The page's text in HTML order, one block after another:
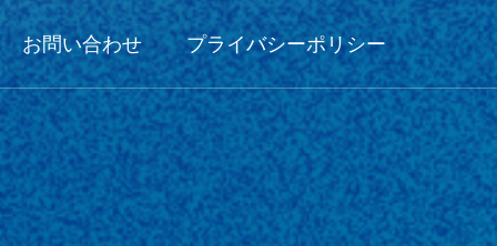
お問い合わせ プライバシーポリシー